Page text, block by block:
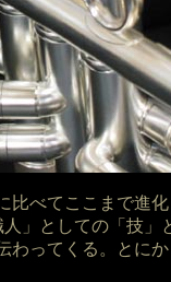
比べてここまで進
」としての「技」
わってくる。とに